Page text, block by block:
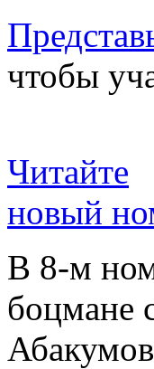
чтобы
Читайте
новый
В 8-м
боцмане